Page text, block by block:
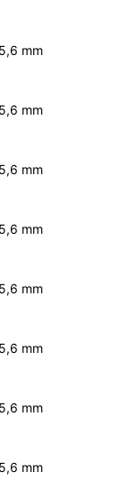
mm
mm
mm
mm
mm
mm
mm
mm